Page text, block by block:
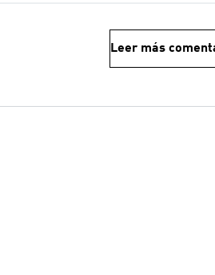
Leer más